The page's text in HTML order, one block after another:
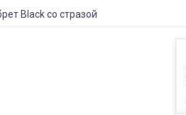
Black со стразой